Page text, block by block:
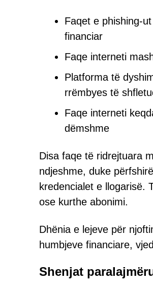
Faqet e phishing-
financiar
Faqe interneti
Platforma të
rrëmbyes të
Faqe interneti
dëmshme
Disa faqe të ridrejtuara
ndjeshme, duke
kredencialet e llogarisë.
ose kurthe abonimi.
Dhënia e lejeve për
humbjeve financiare,
Shenjat